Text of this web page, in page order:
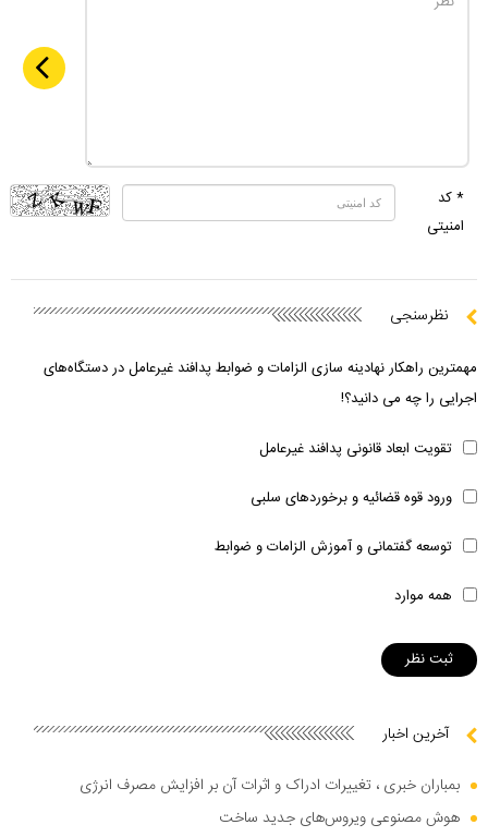
* کد
امنیتی
نظرسنجی
مهمترین راهکار نهادینه سازی الزامات و ضوابط پدافند غیرعامل در دستگاه‌های
اجرایی را چه می دانید؟!
تقویت ابعاد قانونی پدافند غیرعامل
ورود قوه قضائیه و برخوردهای سلبی
توسعه گفتمانی و آموزش الزامات و ضوابط
همه موارد
آخرین اخبار
بمباران خبری ، تغییرات ادراک و اثرات آن بر افزایش مصرف انرژی
هوش مصنوعی ویروس‌های جدید ساخت